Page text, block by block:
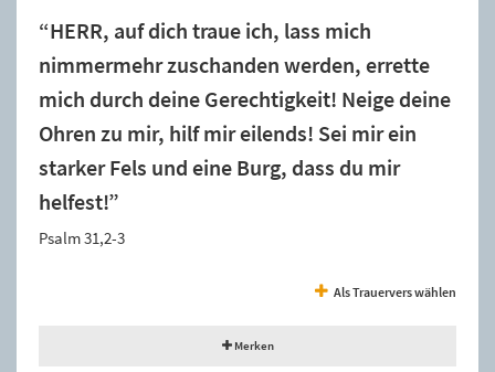
“HERR, auf dich traue ich, lass mich
nimmermehr zuschanden werden, errette
mich durch deine Gerechtigkeit! Neige deine
Ohren zu mir, hilf mir eilends! Sei mir ein
starker Fels und eine Burg, dass du mir
helfest!”
Psalm 31,2-3
Als Trauervers wählen
Merken